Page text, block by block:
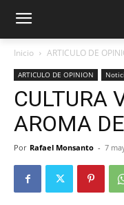
Inicio ARTICULO DE
ARTICULO DE OPINION
CULTURA
AROMA
Por Rafael Monsanto - 7